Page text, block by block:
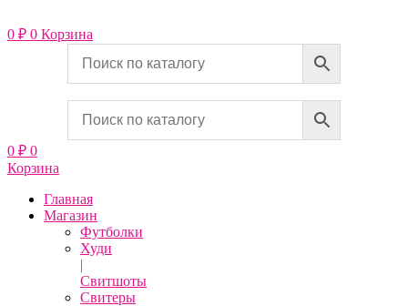
к
содержимому
0 ₽ 0 Корзина
0 ₽ 0
Корзина
Главная
Магазин
Футболки
Худи
|
Свитшоты
Свитеры